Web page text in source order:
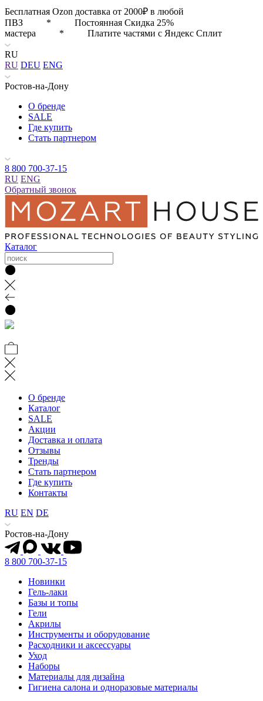
Бесплатная Ozon доставка от 2000₽ в любой
ПВЗ * Постоянная Скидка 25%
мастера * Платите частями с Яндекс Сплит
RU
RU DEU ENG
Ростов-на-Дону
О бренде
SALE
Где купить
Стать партнером
8 800 700-37-15
RU ENG
Обратный звонок
Каталог
О бренде
Каталог
SALE
Акции
Доставка и оплата
Отзывы
Тренды
Стать партнером
Где купить
Контакты
RU EN DE
Ростов-на-Дону
8 800 700-37-15
Новинки
Гель-лаки
Базы и топы
Гели
Акрилы
Инструменты и оборудование
Расходники и аксессуары
Уход
Наборы
Материалы для дизайна
Гигиена салона и одноразовые материалы